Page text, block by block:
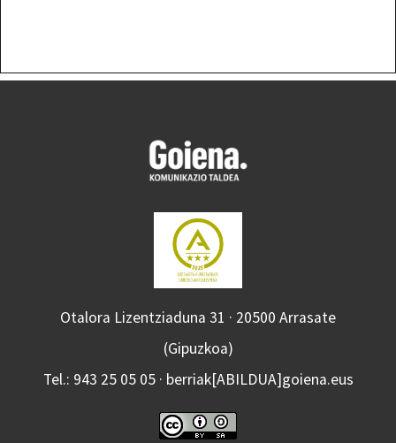
Otalora Lizentziaduna 31 · 20500 Arrasate
(Gipuzkoa)
Tel.: 943 25 05 05 · berriak[ABILDUA]goiena.eus